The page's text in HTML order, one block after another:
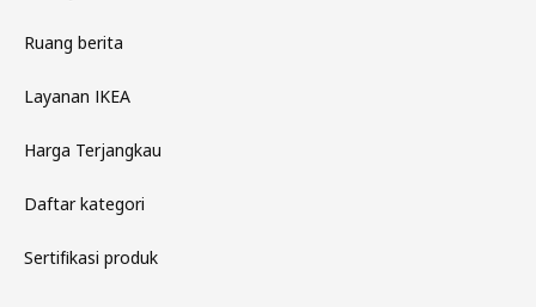
Ruang berita
Layanan IKEA
Harga Terjangkau
Daftar kategori
Sertifikasi produk